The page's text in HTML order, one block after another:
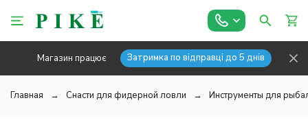
Магазин працює Затримка по відправці до 5 днів
Главная Снасти для фидерной ловли Инструменты для